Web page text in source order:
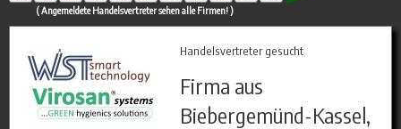
( Angemeldete Handelsvertreter sehen alle Firmen! )
Handelsvertreter gesucht
Firma aus
Biebergemünd-Kassel,